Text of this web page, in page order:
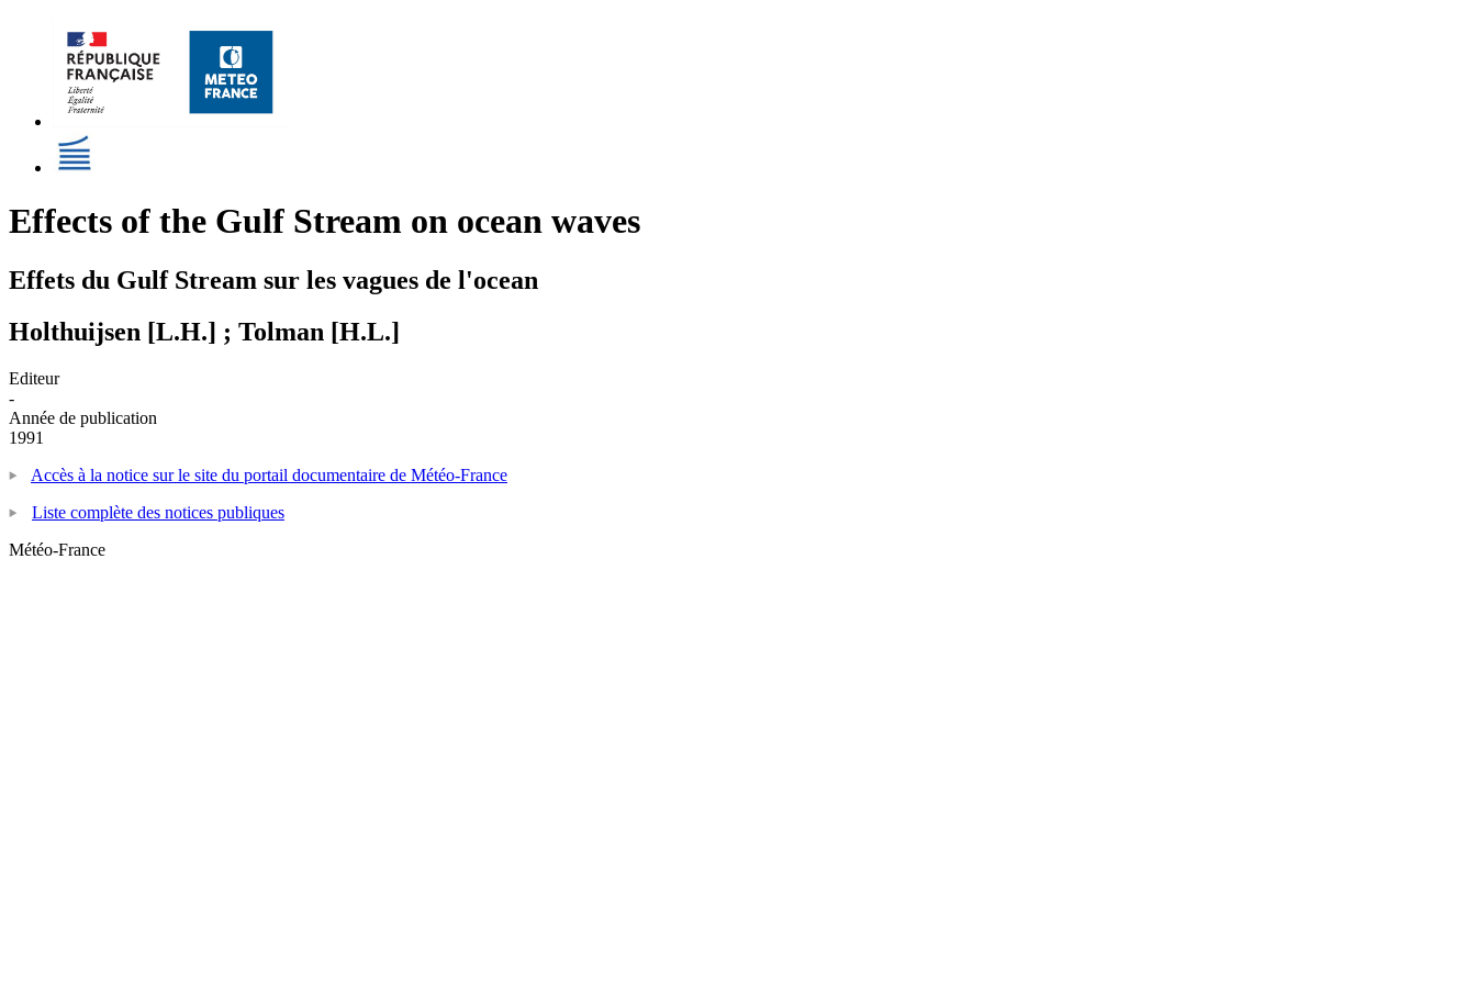
Effects of the Gulf Stream on ocean waves
Effets du Gulf Stream sur les vagues de l'ocean
Holthuijsen [L.H.] ; Tolman [H.L.]
Editeur
-
Année de publication
1991
Accès à la notice sur le site du portail documentaire de Météo-France
Liste complète des notices publiques
Météo-France